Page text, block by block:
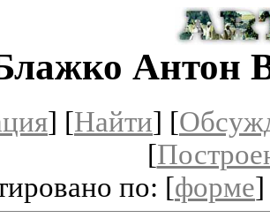
Антон
] [Найти] [
[
по: [форме